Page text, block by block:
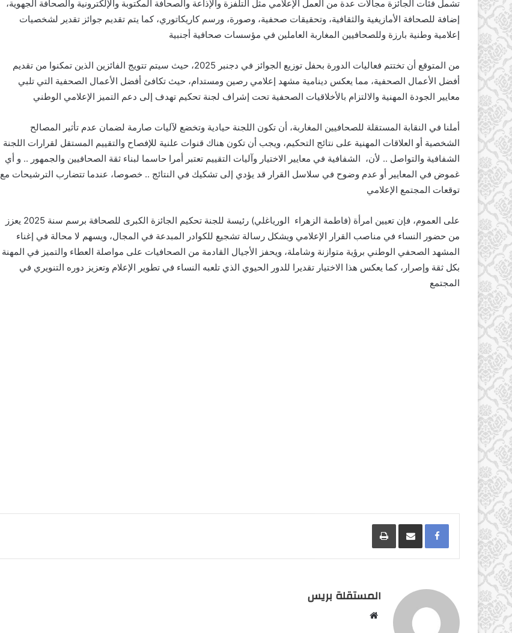
تشمل فئات الجائزة مجالات عدة من العمل الإعلامي مثل التلفزة والإذاعة والصحافة المكتوبة والإلكترونية والصحافة الجهوية،
إضافة للصحافة الأمازيغية والثقافية، وتحقيقات صحفية، وصورة، ورسم كاريكاتوري، كما يتم تقديم جوائز تقدير لشخصيات
إعلامية وطنية بارزة وللصحافيين المغاربة العاملين في مؤسسات صحافية أجنبية
من المتوقع أن تختتم فعاليات الدورة بحفل توزيع الجوائز في دجنبر 2025، حيث سيتم تتويج الفائزين الذين تمكنوا من تقديم
أفضل الأعمال الصحفية، مما يعكس دينامية مشهد إعلامي رصين ومستدام، حيث تكافئ أفضل الأعمال الصحفية التي تلبي
معايير الجودة المهنية والالتزام بالأخلاقيات الصحفية تحت إشراف لجنة تحكيم تهدف إلى دعم التميز الإعلامي الوطني
أملنا في النقابة المستقلة للصحافيين المغاربة، أن تكون اللجنة حيادية وتخضع لآليات صارمة لضمان عدم تأثير المصالح
الشخصية أو العلاقات المهنية على نتائج التحكيم، ويجب أن تكون هناك قنوات علنية للإفصاح والتقييم المستقل لقرارات اللجنة
الشفافية والتواصل .. لأن، الشفافية في معايير الاختيار وآليات التقييم تعتبر أمرا حاسما لبناء ثقة الصحافيين والجمهور .. و أي
غموض في المعايير أو عدم وضوح في سلاسل القرار قد يؤدي إلى تشكيك في النتائج .. خصوصا، عندما تتضارب الترشيحات مع
توقعات المجتمع الإعلامي
على العموم، فإن تعيين امرأة (فاطمة الزهراء الورياغلي) رئيسة للجنة تحكيم الجائزة الكبرى للصحافة برسم سنة 2025 يعزز
من حضور النساء في مناصب القرار الإعلامي ويشكل رسالة تشجيع للكوادر المبدعة في المجال، ويسهم لا محالة في إغناء
المشهد الصحفي الوطني برؤية متوازنة وشاملة، ويحفز الأجيال القادمة من الصحافيات على مواصلة العطاء والتميز في المهنة
بكل ثقة وإصرار، كما يعكس هذا الاختيار تقديرا للدور الحيوي الذي تلعبه النساء في تطوير الإعلام وتعزيز دوره التنويري في
المجتمع
Facebookمشاركة عبر البريد طباعة
المستقلة بريس